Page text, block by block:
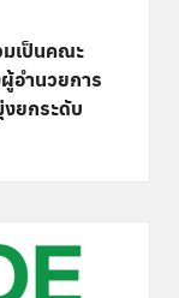
มเป็นคณะ
อำนวยการ
ยกระดับ